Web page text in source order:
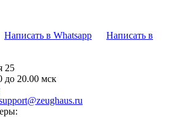
Написать в Whatsapp
Написать в
25
до 20.00 мск